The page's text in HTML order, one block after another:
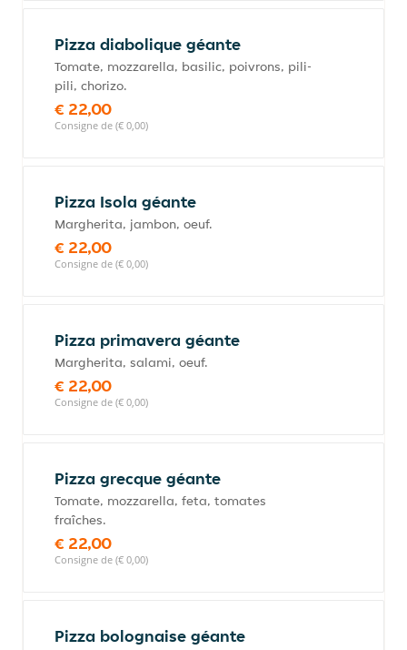
Pizza diabolique géante
Tomate, mozzarella, basilic, poivrons, pili-
pili, chorizo.
€ 22,00
Consigne de (€ 0,00)
Pizza Isola géante
Margherita, jambon, oeuf.
€ 22,00
Consigne de (€ 0,00)
Pizza primavera géante
Margherita, salami, oeuf.
€ 22,00
Consigne de (€ 0,00)
Pizza grecque géante
Tomate, mozzarella, feta, tomates
fraîches.
€ 22,00
Consigne de (€ 0,00)
Pizza bolognaise géante